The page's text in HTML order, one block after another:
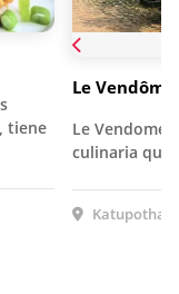
tiene
Le Vendôme
Le Vendome
culinaria que
Katupotha,